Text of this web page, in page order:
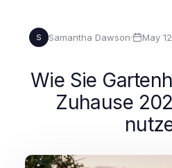
S Samantha Dawson· May
Wie Sie
Zuhause